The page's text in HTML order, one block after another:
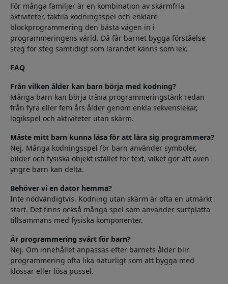
För många familjer är en kombination av skärmfria
aktiviteter, taktila kodningsspel och enklare
blockprogrammering den bästa vägen in i
programmeringens värld. Då får barnet bygga förståelse
steg för steg samtidigt som lärandet känns som lek.
FAQ
Från vilken ålder kan barn börja med kodning?
Många barn kan börja träna programmeringstänk redan
från fyra eller fem års ålder genom enkla sekvenslekar,
logikspel och aktiviteter utan skärm.
Måste mitt barn kunna läsa för att lära sig programmera?
Nej. Många kodningsspel för barn använder symboler,
bilder och fysiska objekt istället för text, vilket gör att även
yngre barn kan delta.
Behöver vi en dator hemma?
Inte nödvändigtvis. Kodning utan skärm är ofta en utmärkt
start. Det finns också många spel som använder surfplatta
tillsammans med fysiska komponenter.
Är programmering svårt för barn?
Nej. Om innehållet anpassas efter barnets ålder blir
programmering ofta lika naturligt som att bygga med
klossar eller lösa pussel.